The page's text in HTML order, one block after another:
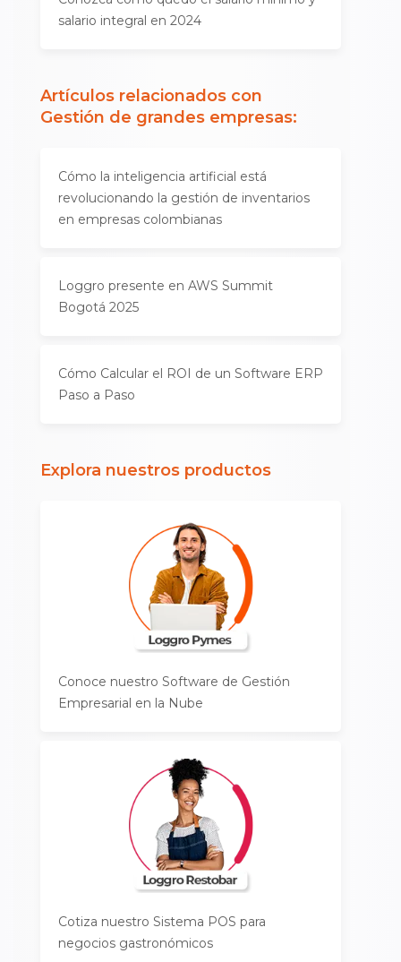
salario integral en 2024
Artículos relacionados con
Gestión de grandes empresas:
Cómo la inteligencia artificial está
revolucionando la gestión de inventarios
en empresas colombianas
Loggro presente en AWS Summit
Bogotá 2025
Cómo Calcular el ROI de un Software ERP
Paso a Paso
Explora nuestros productos
Conoce nuestro Software de Gestión
Empresarial en la Nube
Cotiza nuestro Sistema POS para
negocios gastronómicos